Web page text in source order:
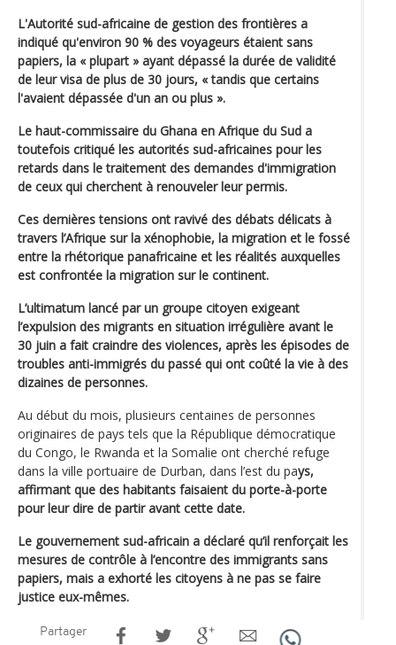
L'Autorité sud-africaine de gestion des frontières a
indiqué qu'environ 90 % des voyageurs étaient sans
papiers, la « plupart » ayant dépassé la durée de validité
de leur visa de plus de 30 jours, « tandis que certains
l'avaient dépassée d'un an ou plus ».
Le haut-commissaire du Ghana en Afrique du Sud a
toutefois critiqué les autorités sud-africaines pour les
retards dans le traitement des demandes d'immigration
de ceux qui cherchent à renouveler leur permis.
Ces dernières tensions ont ravivé des débats délicats à
travers l’Afrique sur la xénophobie, la migration et le fossé
entre la rhétorique panafricaine et les réalités auxquelles
est confrontée la migration sur le continent.
L’ultimatum lancé par un groupe citoyen exigeant
l’expulsion des migrants en situation irrégulière avant le
30 juin a fait craindre des violences, après les épisodes de
troubles anti-immigrés du passé qui ont coûté la vie à des
dizaines de personnes.
Au début du mois, plusieurs centaines de personnes
originaires de pays tels que la République démocratique
du Congo, le Rwanda et la Somalie ont cherché refuge
dans la ville portuaire de Durban, dans l’est du pays,
affirmant que des habitants faisaient du porte-à-porte
pour leur dire de partir avant cette date.
Le gouvernement sud-africain a déclaré qu’il renforçait les
mesures de contrôle à l’encontre des immigrants sans
papiers, mais a exhorté les citoyens à ne pas se faire
justice eux-mêmes.
Partager